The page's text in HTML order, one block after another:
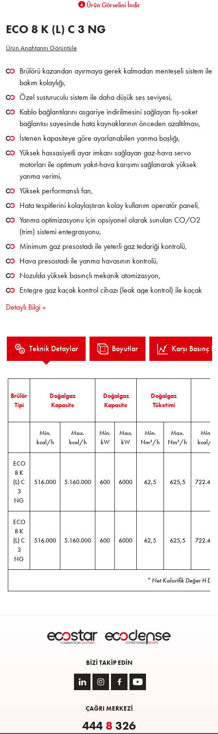
Ürün Görselini İndir
ECO 8 K (L) C 3 NG
Ürün Anahtarını Görüntüle
Brülörü kazandan ayırmaya gerek kalmadan menteşeli sistem ile
bakım kolaylığı,
Özel susturuculu sistem ile daha düşük ses seviyesi,
Kablo bağlantılarını asgariye indirilmesini sağlayan fiş-soket
bağlantısı sayesinde hata kaynaklarının önceden azaltılması,
İstenen kapasiteye göre ayarlanabilen yanma başlığı,
Yüksek hassasiyetli ayar imkanı sağlayan gaz-hava servo
motorları ile optimum yakıt-hava karışımı sağlanarak yüksek
yanma verimi,
Yüksek performanslı fan,
Hata tespitlerini kolaylaştıran kolay kullanım operatör paneli,
Yanma optimizasyonu için opsiyonel olarak sunulan CO/O2
(trim) sistemi entegrasyonu,
Minimum gaz presostadı ile yeterli gaz tedariği kontrolü,
Hava presostadı ile yanma havasının kontrolü,
Nozulda yüksek basınçlı mekanik atomizasyon,
Entegre gaz kaçak kontrol cihazı (leak age kontrol) ile kaçak
kontrolü,
Detaylı Bilgi »
Teknik Detaylar Boyutlar Karşı Basınç
Brülör
Tipi
Doğalgaz
Kapasite
Doğalgaz
Kapasite
Doğalgaz
Tüketimi
Min.
kcal/h
Max.
kcal/h
Min.
kW
Max.
kW
Min.
Nm³/h
Max.
Nm³/h
Min.
kcal/h
ECO
8 K
(L) C
3
NG
516.000 5.160.000 600 6000 62,5 625,5 722.400
ECO
8 K
(L) C
3
NG
516.000 5.160.000 600 6000 62,5 625,5 722.400
* Net Kalorifik Değer H
BIZI TAKIP EDIN
ÇAĞRI MERKEZİ
444 8326